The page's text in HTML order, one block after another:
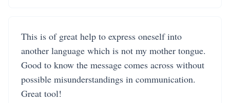
This is of great help to express oneself into
another language which is not my mother tongue.
Good to know the message comes across without
possible misunderstandings in communication.
Great tool!